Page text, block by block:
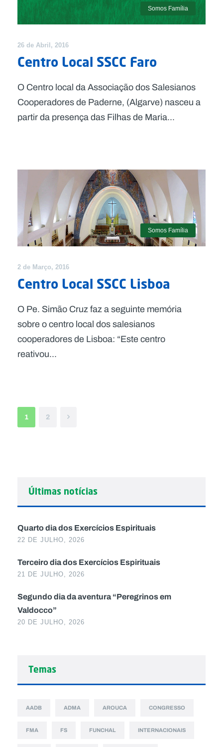
Somos Família
26 de Abril, 2016
Centro Local SSCC Faro
O Centro local da Associação dos Salesianos
Cooperadores de Paderne, (Algarve) nasceu a
partir da presença das Filhas de Maria...
Somos Família
2 de Março, 2016
Centro Local SSCC Lisboa
O Pe. Simão Cruz faz a seguinte memória
sobre o centro local dos salesianos
cooperadores de Lisboa: “Este centro
reativou...
1 2
Últimas notícias
Quarto dia dos Exercícios Espirituais
22 DE JULHO, 2026
Terceiro dia dos Exercícios Espirituais
21 DE JULHO, 2026
Segundo dia da aventura “Peregrinos em
Valdocco”
20 DE JULHO, 2026
Temas
AADB ADMA AROUCA CONGRESSO
FMA FS FUNCHAL INTERNACIONAIS